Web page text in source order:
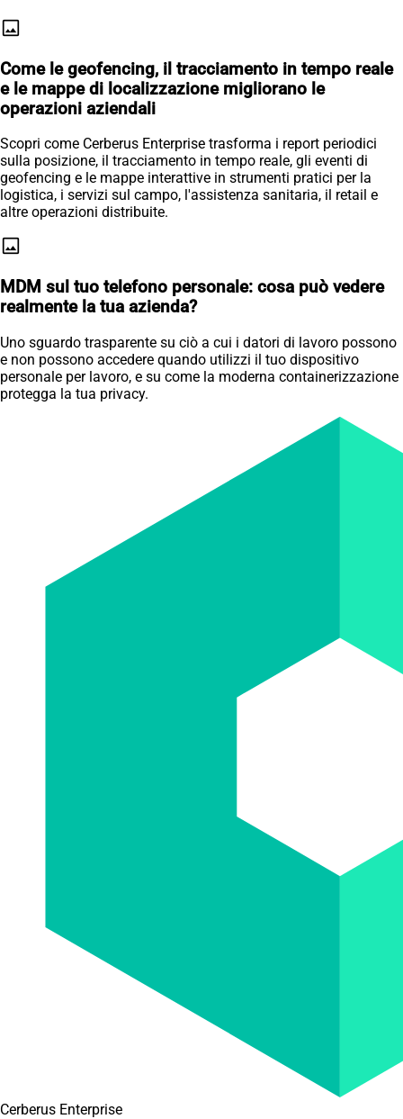
image
Come le geofencing, il tracciamento in tempo reale
e le mappe di localizzazione migliorano le
operazioni aziendali
Scopri come Cerberus Enterprise trasforma i report periodici
sulla posizione, il tracciamento in tempo reale, gli eventi di
geofencing e le mappe interattive in strumenti pratici per la
logistica, i servizi sul campo, l'assistenza sanitaria, il retail e
altre operazioni distribuite.
image
MDM sul tuo telefono personale: cosa può vedere
realmente la tua azienda?
Uno sguardo trasparente su ciò a cui i datori di lavoro possono
e non possono accedere quando utilizzi il tuo dispositivo
personale per lavoro, e su come la moderna containerizzazione
protegga la tua privacy.
Cerberus Enterprise